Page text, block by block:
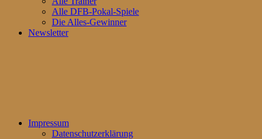
Alle DFB-Pokal-Spiele
Die Alles-Gewinner
Newsletter
Impressum
Datenschutzerklärung